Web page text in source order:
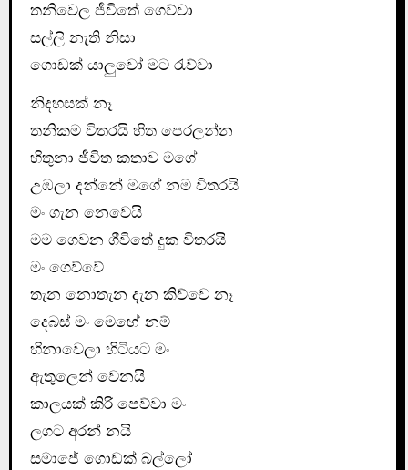
තනිවෙල ජීවිතේ ගෙව්වා
සල්ලි නැති නිසා
ගොඩක් යාලුවෝ මට රැව්වා
නිදහසක් නෑ
තනිකම විතරයි හිත පෙරලන්න
හිතුනා ජීවිත කතාව මගේ
උඹලා දන්නේ මගේ නම විතරයි
මං ගැන නෙවෙයි
මම ගෙවන ගීවිතේ දුක විතරයි
මං ගෙව්වේ
තැන නොතැන දැන කිව්වෙ නෑ
දෙබස් මං මෙහේ නම්
හිනාවෙලා හිටියට මං
ඇතුලෙන් වෙනයි
කාලයක් කිරි පෙව්වා මං
ලගට අරන් නයි
සමාජේ ගොඩක් බල්ලෝ